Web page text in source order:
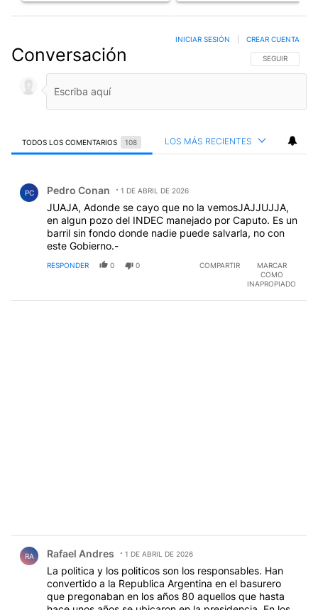
Conversación SIGA ESTA
SEGUIR
INICIAR SESIÓN CREAR CUENTA
TODOS LOS COMENTARIOS 108 LOS MÁS RECIENTES
PC Pedro Conan 1 DE ABRIL DE 2026
JUAJA, Adonde se cayo que no la vemosJAJJUJJA,
en algun pozo del INDEC manejado por Caputo. Es un
barril sin fondo donde nadie puede salvarla, no con
este Gobierno.-
RESPONDER 0 0 COMPARTIR
MARCAR
COMO
INAPROPIADO
RA Rafael Andres 1 DE ABRIL DE 2026
La politica y los politicos son los responsables. Han
convertido a la Republica Argentina en el basurero
que pregonaban en los años 80 aquellos que hasta